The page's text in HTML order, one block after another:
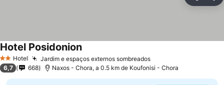
2 Estrelas
Hotel Jardim e espaços externos sombreados
Hotel Posidonion
6,7 668 Naxos - Chora, a 0.5 km de Koufonisi - Chora